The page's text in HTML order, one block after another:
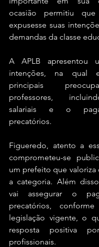
ocasião permitiu
expusesse suas
demandas da classe
A APLB apresentou
intenções, na qual
principais
professores,
salariais e o
precatórios.
Figueredo, atento a
comprometeu-se
um prefeito que
a categoria. Além
vai assegurar o
precatórios,
legislação vigente, o
resposta positiva
profissionais.